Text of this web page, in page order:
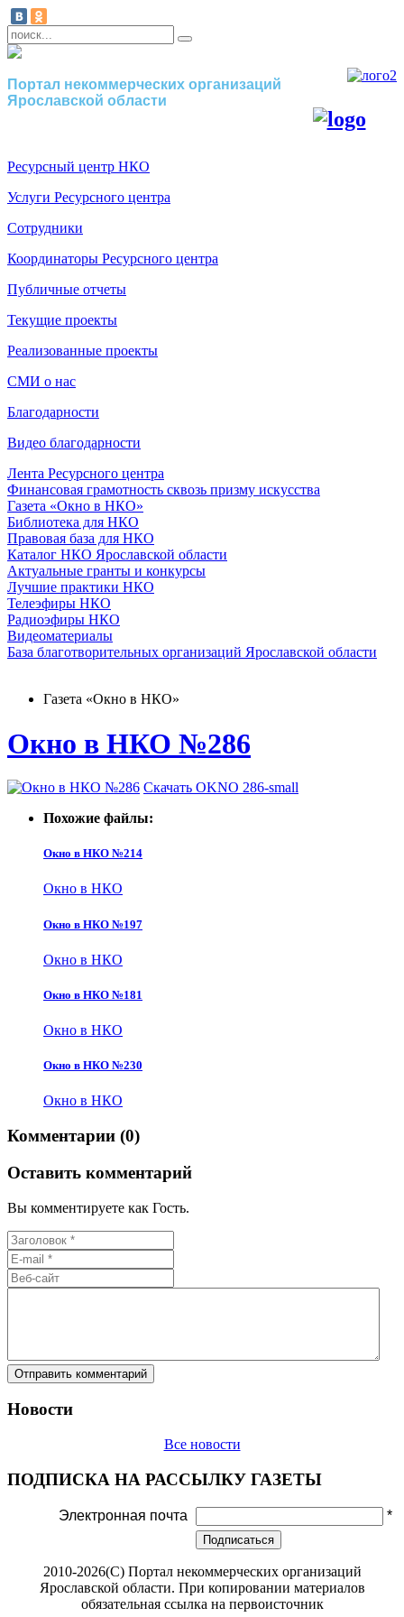
Портал некоммерческих организаций
Ярославской области
Ресурсный центр НКО
Услуги Ресурсного центра
Сотрудники
Координаторы Ресурсного центра
Публичные отчеты
Текущие проекты
Реализованные проекты
СМИ о нас
Благодарности
Видео благодарности
Лента Ресурсного центра
Финансовая грамотность сквозь призму искусства
Газета «Окно в НКО»
Библиотека для НКО
Правовая база для НКО
Каталог НКО Ярославской области
Актуальные гранты и конкурсы
Лучшие практики НКО
Телеэфиры НКО
Радиоэфиры НКО
Видеоматериалы
База благотворительных организаций Ярославской области
Газета «Окно в НКО»
Окно в НКО №286
Скачать OKNO 286-small
Похожие файлы:
Окно в НКО №214
Окно в НКО
Окно в НКО №197
Окно в НКО
Окно в НКО №181
Окно в НКО
Окно в НКО №230
Окно в НКО
Комментарии (0)
Оставить комментарий
Вы комментируете как Гость.
Новости
Все новости
ПОДПИСКА НА РАССЫЛКУ ГАЗЕТЫ
Электронная почта *
Подписаться
2010-2026(С) Портал некоммерческих организаций
Ярославской области. При копировании материалов
обязательная ссылка на первоисточник